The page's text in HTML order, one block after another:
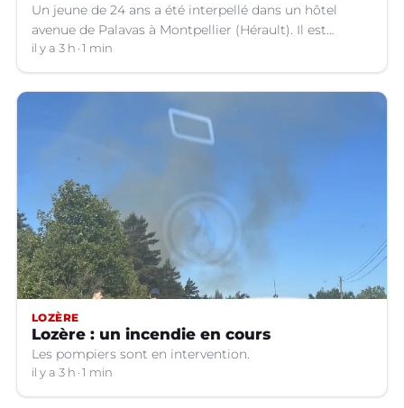
Un jeune de 24 ans a été interpellé dans un hôtel
avenue de Palavas à Montpellier (Hérault). Il est
suspecté d'avoir volé le sac d'une cliente.
il y a 3 h 1 min
LOZÈRE
Lozère : un incendie en cours
Les pompiers sont en intervention.
il y a 3 h 1 min